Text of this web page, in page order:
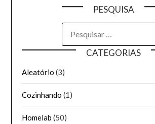
PESQUISA
CATEGORIAS
Aleatório (3)
Cozinhando (1)
Homelab (50)